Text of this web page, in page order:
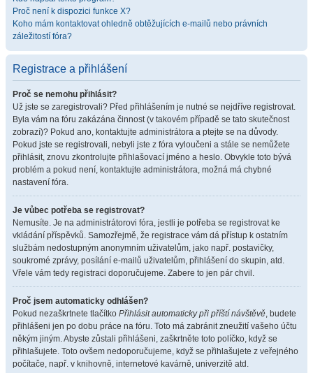
Proč není k dispozici funkce X?
Koho mám kontaktovat ohledně obtěžujících e-mailů nebo právních
záležitostí fóra?
Registrace a přihlášení
Proč se nemohu přihlásit?
Už jste se zaregistrovali? Před přihlášením je nutné se nejdříve registrovat.
Byla vám na fóru zakázána činnost (v takovém případě se tato skutečnost
zobrazí)? Pokud ano, kontaktujte administrátora a ptejte se na důvody.
Pokud jste se registrovali, nebyli jste z fóra vyloučeni a stále se nemůžete
přihlásit, znovu zkontrolujte přihlašovací jméno a heslo. Obvykle toto bývá
problém a pokud není, kontaktujte administrátora, možná má chybné
nastavení fóra.
Je vůbec potřeba se registrovat?
Nemusíte. Je na administrátorovi fóra, jestli je potřeba se registrovat ke
vkládání příspěvků. Samozřejmě, že registrace vám dá přístup k ostatním
službám nedostupným anonymním uživatelům, jako např. postavičky,
soukromé zprávy, posílání e-mailů uživatelům, přihlášení do skupin, atd.
Vřele vám tedy registraci doporučujeme. Zabere to jen pár chvil.
Proč jsem automaticky odhlášen?
Pokud nezaškrtnete tlačítko Přihlásit automaticky při příští návštěvě, budete
přihlášeni jen po dobu práce na fóru. Toto má zabránit zneužití vašeho účtu
někým jiným. Abyste zůstali přihlášeni, zaškrtněte toto políčko, když se
přihlašujete. Toto ovšem nedoporučujeme, když se přihlašujete z veřejného
počítače, např. v knihovně, internetové kavárně, univerzitě atd.